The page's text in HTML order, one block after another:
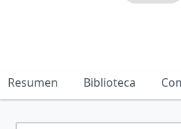
Resumen Biblioteca